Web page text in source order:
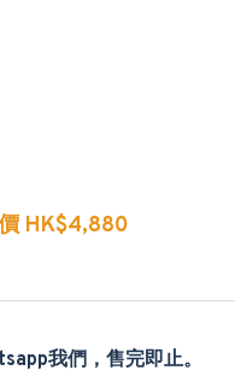
HK$4,880
我們，售完即止。